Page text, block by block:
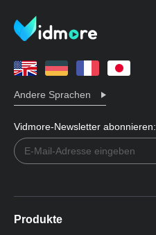
Andere Sprachen
Vidmore-Newsletter abonnieren:
Produkte